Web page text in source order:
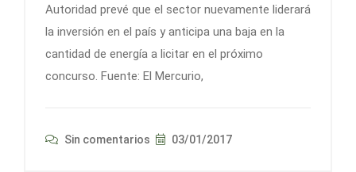
Autoridad prevé que el sector nuevamente liderará
la inversión en el país y anticipa una baja en la
cantidad de energía a licitar en el próximo
concurso. Fuente: El Mercurio,
Sin comentarios 03/01/2017